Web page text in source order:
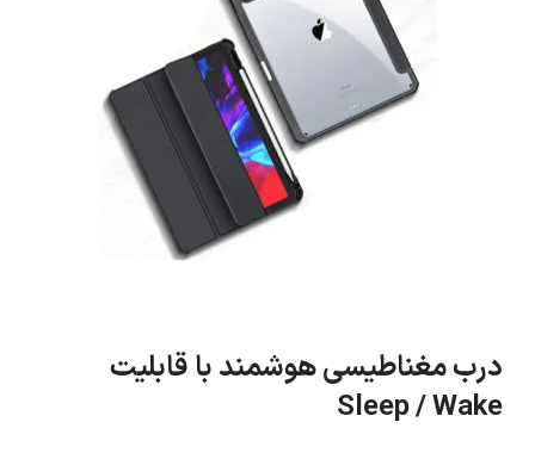
درب مغناطیسی هوشمند با قابلیت
Sleep / Wake